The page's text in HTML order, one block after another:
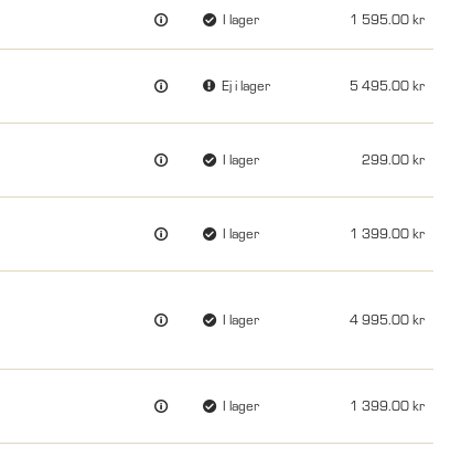
I lager 1 595.00
Ej i lager 5 495.00
I lager 299.00
I lager 1 399.00
I lager 4 995.00
I lager 1 399.00